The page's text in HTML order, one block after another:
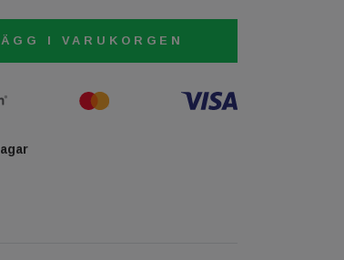
I VARUKORGEN